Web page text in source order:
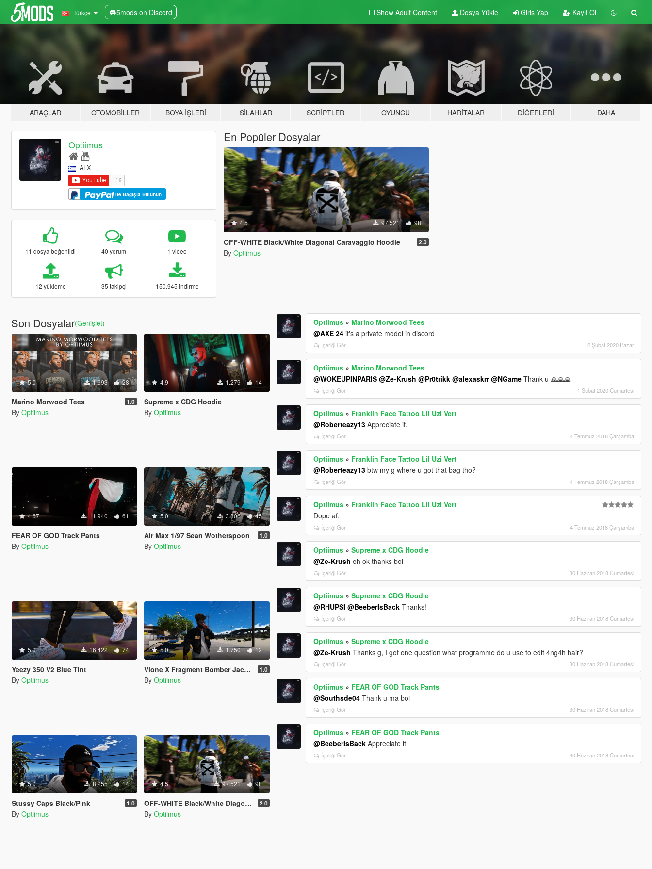
Türkçe 5mods on Discord Show Adult Content Dosya Yükle Giriş Yap Kayıt Ol
ARAÇLAR OTOMOBILLER BOYA İŞLERI SILAHLAR SCRIPTLER OYUNCU HARITALAR DIĞERLERI DAHA
Optiimus
ALX
ile Bağışta Bulunun
11 dosya beğenildi 40 yorum 1 video
12 yükleme 35 takipçi 150.945 indirme
En Popüler Dosyalar
4.5 97.521 98
OFF-WHITE Black/White Diagonal Caravaggio Hoodie 2.0
By Optiimus
Son Dosyalar(Genişlet)
5.0 1.693 28
Marino Morwood Tees 1.0
By Optiimus
4.9 1.279 14
Supreme x CDG Hoodie
By Optiimus
4.67 11.940 61
FEAR OF GOD Track Pants
By Optiimus
5.0 3.806 45
Air Max 1/97 Sean Wotherspoon 1.0
By Optiimus
5.0 16.422 74
Yeezy 350 V2 Blue Tint
By Optiimus
5.0 1.750 12
Vlone X Fragment Bomber Jacket 1.0
By Optiimus
5.0 8.255 14
Stussy Caps Black/Pink 1.0
By Optiimus
4.5 97.521 98
OFF-WHITE Black/White Diagonal Caravaggio Hoodie 2.0
By Optiimus
Optiimus » Marino Morwood Tees
@AXE 24 it's a private model in discord
İçeriği Gör 2 Şubat 2020 Pazar
Optiimus » Marino Morwood Tees
@WOKEUPINPARIS @Ze-Krush @Pr0trikk @alexaskrr @NGame Thank u 🙏🙏🙏
İçeriği Gör 1 Şubat 2020 Cumartesi
Optiimus » Franklin Face Tattoo Lil Uzi Vert
@Roberteazy13 Appreciate it.
İçeriği Gör 4 Temmuz 2018 Çarşamba
Optiimus » Franklin Face Tattoo Lil Uzi Vert
@Roberteazy13 btw my g where u got that bag tho?
İçeriği Gör 4 Temmuz 2018 Çarşamba
Optiimus » Franklin Face Tattoo Lil Uzi Vert
Dope af.
İçeriği Gör 4 Temmuz 2018 Çarşamba
Optiimus »Supreme x CDG Hoodie
@Ze-Krush oh ok thanks boi
İçeriği Gör 30 Haziran 2018 Cumartesi
Optiimus »Supreme x CDG Hoodie
@RHUPSI @BeeberIsBack Thanks!
İçeriği Gör 30 Haziran 2018 Cumartesi
Optiimus »Supreme x CDG Hoodie
@Ze-Krush Thanks g, I got one question what programme do u use to edit 4ng4h hair?
İçeriği Gör 30 Haziran 2018 Cumartesi
Optiimus » FEAR OF GOD Track Pants
@Southsde04 Thank u ma boi
İçeriği Gör 30 Haziran 2018 Cumartesi
Optiimus » FEAR OF GOD Track Pants
@BeeberIsBack Appreciate it
İçeriği Gör 30 Haziran 2018 Cumartesi